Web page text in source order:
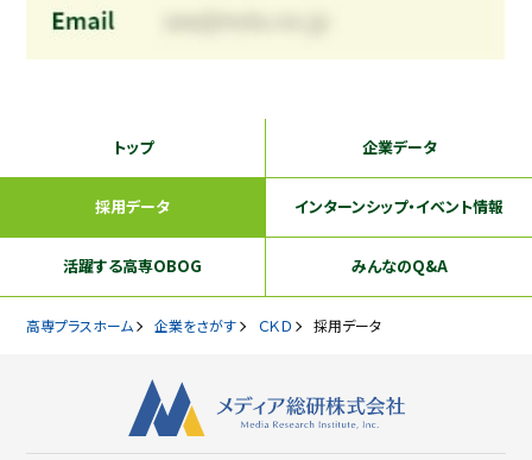
トップ 企業データ
採用データ インターンシップ・イベント情報
活躍する高専OBOG みんなのQ&A
高専プラスホーム 企業をさがす ＣＫＤ 採用データ